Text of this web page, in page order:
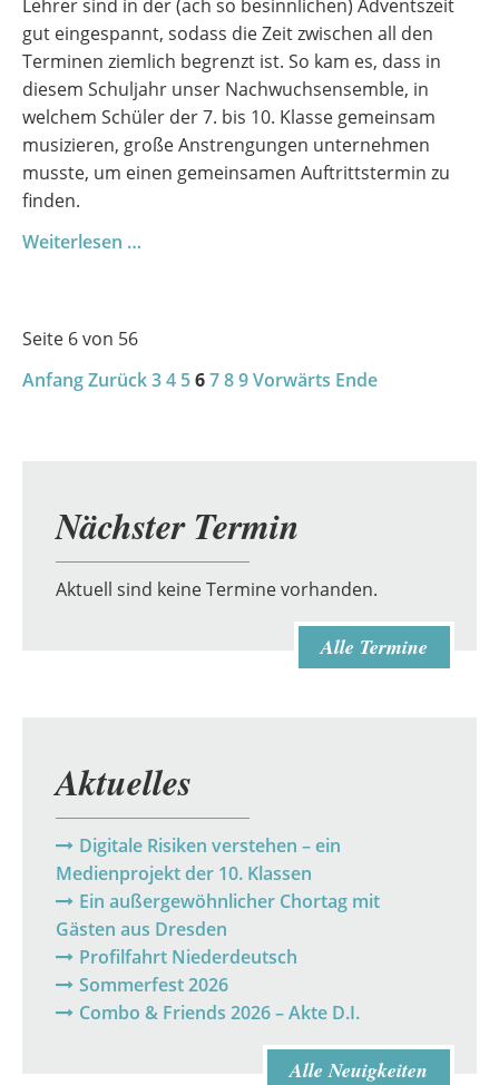
Lehrer sind in der (ach so besinnlichen) Adventszeit
gut eingespannt, sodass die Zeit zwischen all den
Terminen ziemlich begrenzt ist. So kam es, dass in
diesem Schuljahr unser Nachwuchsensemble, in
welchem Schüler der 7. bis 10. Klasse gemeinsam
musizieren, große Anstrengungen unternehmen
musste, um einen gemeinsamen Auftrittstermin zu
finden.
Weiterlesen …
Seite 6 von 56
AnfangZurück34 56789Vorwärts Ende
Nächster Termin
Aktuell sind keine Termine vorhanden.
Alle Termine
Aktuelles
Digitale Risiken verstehen – ein
Medienprojekt der 10. Klassen
Ein außergewöhnlicher Chortag mit
Gästen aus Dresden
Profilfahrt Niederdeutsch
Sommerfest 2026
Combo & Friends 2026 – Akte D.I.
Alle Neuigkeiten